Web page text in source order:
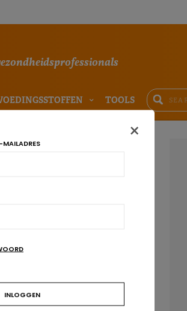
TOOLS
×